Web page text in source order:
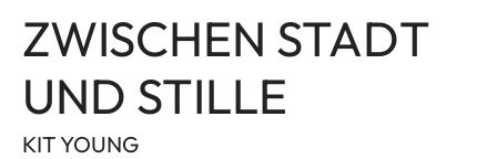
ZWISCHEN STADT
UND STILLE
KIT YOUNG